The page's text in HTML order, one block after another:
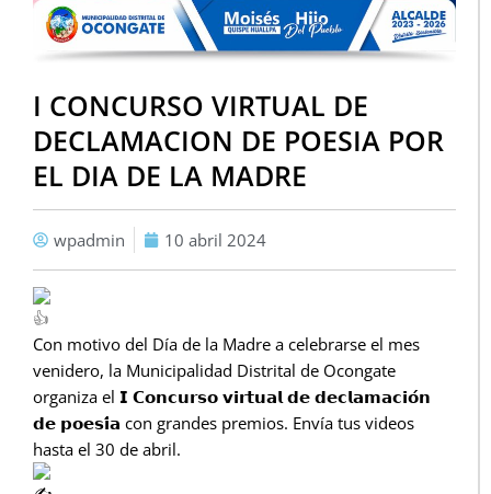
I CONCURSO VIRTUAL DE
DECLAMACION DE POESIA POR
EL DIA DE LA MADRE
wpadmin 10 abril 2024
Con motivo del Día de la Madre a celebrarse el mes
venidero, la Municipalidad Distrital de Ocongate
organiza el 𝗜 𝗖𝗼𝗻𝗰𝘂𝗿𝘀𝗼 𝘃𝗶𝗿𝘁𝘂𝗮𝗹 𝗱𝗲 𝗱𝗲𝗰𝗹𝗮𝗺𝗮𝗰𝗶𝗼́𝗻
𝗱𝗲 𝗽𝗼𝗲𝘀𝗶́𝗮 con grandes premios. Envía tus videos
hasta el 30 de abril.